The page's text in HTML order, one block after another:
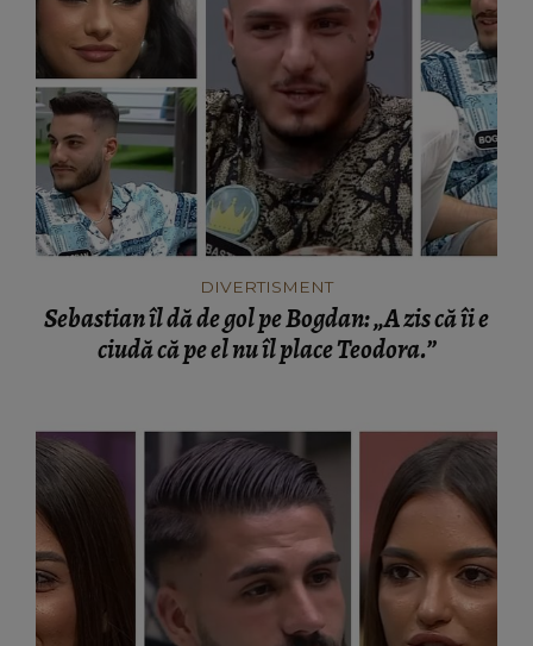
DIVERTISMENT
Sebastian îl dă de gol pe Bogdan: „A zis că îi e
ciudă că pe el nu îl place Teodora.”